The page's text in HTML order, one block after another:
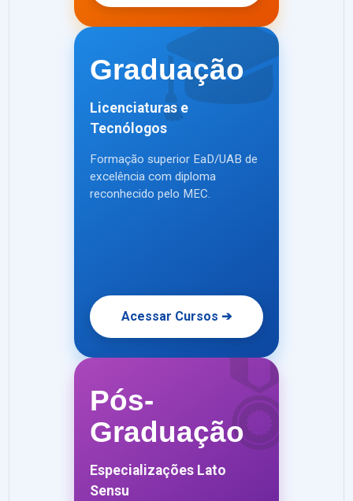
🎓
Graduação
Licenciaturas e
Tecnólogos
Formação superior EaD/UAB de
excelência com diploma
reconhecido pelo MEC.
Acessar Cursos ➔
🎖️
Pós-
Graduação
Especializações Lato
Sensu